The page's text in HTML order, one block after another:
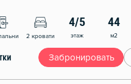
2 кровати
4/5
этаж
44
м2
Забронировать